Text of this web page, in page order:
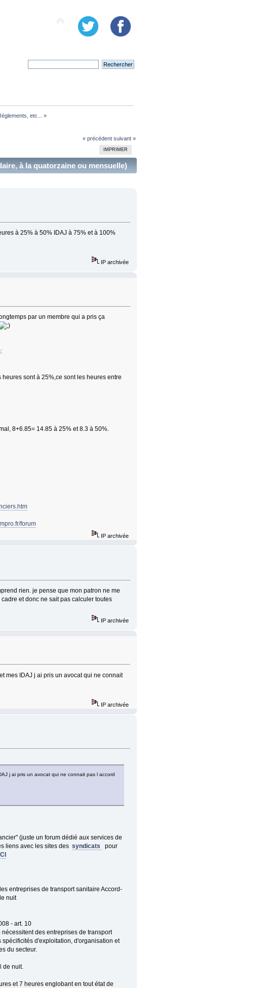
etc...
»
« précédent suivant »
IMPRIMER
à la quatorzaine ou mensuelle)
à 25% à 50% IDAJ à 75% et à 100%
IP archivée
par un membre qui a pris ça
sont à 25%,ce sont les heures entre
8+6.85= 14.85 à 25% et 8.3 à 50%.
forum
IP archivée
rien. je pense que mon patron ne me
et donc ne sait pas calculer toutes
IP archivée
mes IDAJ j ai pris un avocat qui ne connait
IP archivée
j ai pris un avocat qui ne connait pas l accord
(juste un forum dédié aux services de
liens avec les sites des syndicats
pour
entreprises de transport sanitaire Accord-
nuit
- art. 10
des entreprises de transport
d'exploitation, d'organisation et
du secteur.
de nuit.
et 7 heures englobant en tout état de